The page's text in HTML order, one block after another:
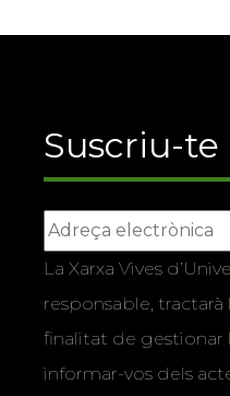
Suscriu-te
La Xarxa Vives
responsable,
finalitat de gestionar
informar-vos dels